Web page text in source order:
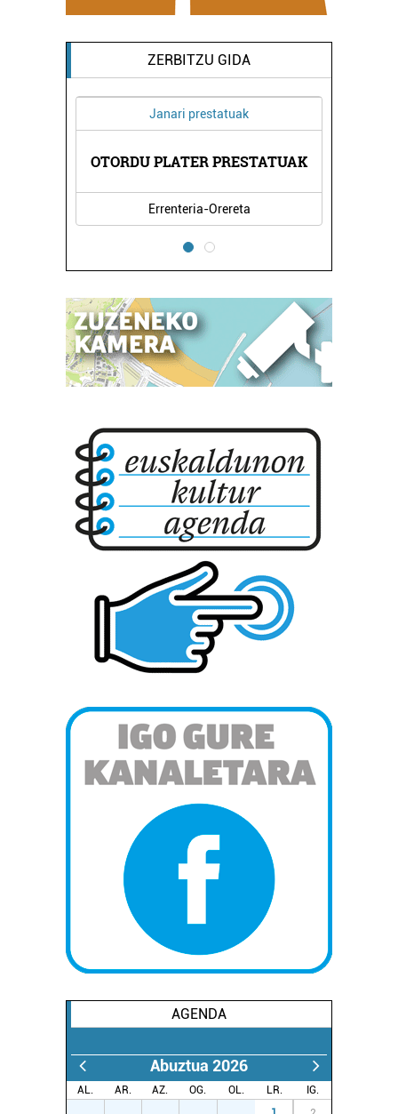
ZERBITZU GIDA
Janari prestatuak
OTORDU PLATER PRESTATUAK
Errenteria-Orereta
AGENDA
Abuztua 2026
AL. AR. AZ. OG. OL. LR.
IG.